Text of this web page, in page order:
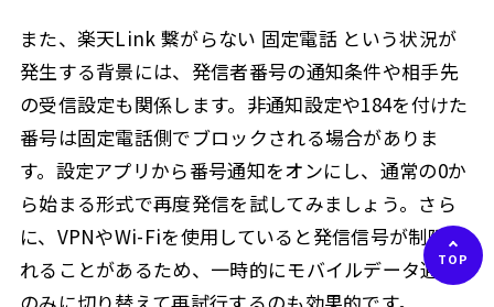
また、楽天Link 繋がらない 固定電話 という状況が
発生する背景には、発信者番号の通知条件や相手先
の受信設定も関係します。非通知設定や184を付けた
番号は固定電話側でブロックされる場合がありま
す。設定アプリから番号通知をオンにし、通常の0か
ら始まる形式で再度発信を試してみましょう。さら
に、VPNやWi-Fiを使用していると発信信号が制限さ
れることがあるため、一時的にモバイルデータ通信